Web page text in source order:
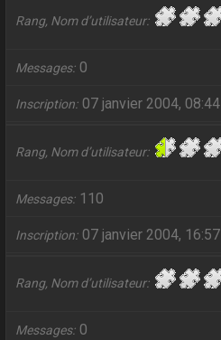
Rang, Nom d’utilisateur
Messages 0
Inscription 07 janvier 2004, 08:44
Rang, Nom d’utilisateur
Messages 110
Inscription 07 janvier 2004, 16:57
Rang, Nom d’utilisateur
Messages 0